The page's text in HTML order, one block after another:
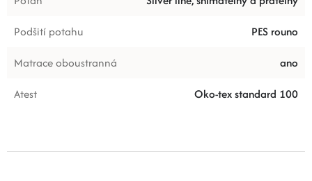
Podšití potahu
PES rouno
Matrace oboustranná
ano
Atest
Oko-tex standard 100